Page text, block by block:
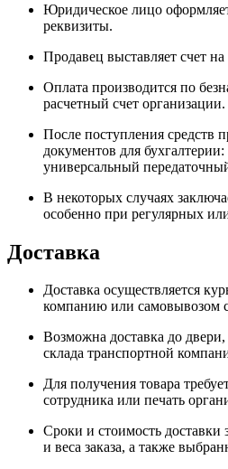
Юридическое лицо
реквизиты.
Продавец выставляет счет на
Оплата производится по
расчетный счет организации.
После поступления средств
документов для
универсальный
В некоторых случаях
особенно при регулярных
Доставка
Доставка осуществляется
компанию или самовывозом
Возможна доставка до
склада транспортной
Для получения товара
сотрудника или печать
Сроки и стоимость доставки
и веса заказа, а также